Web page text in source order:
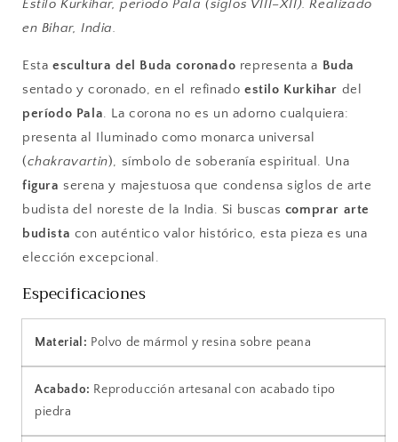
Pala
Estilo Kurkihar, período Pala (siglos VIII–XII). Realizado
en Bihar, India.
Esta escultura del Buda coronado representa a Buda
sentado y coronado, en el refinadoestilo Kurkihar del
período Pala. La corona no es un adorno cualquiera:
presenta al Iluminado como monarca universal
(chakravartin), símbolo de soberanía espiritual. Una
figura serena y majestuosa que condensa siglos de arte
budista del noreste de la India. Si buscas comprar arte
budista con auténtico valor histórico, esta pieza es una
elección excepcional.
Especificaciones
Material: Polvo de mármol y resina sobre peana
Acabado: Reproducción artesanal con acabado tipo
piedra